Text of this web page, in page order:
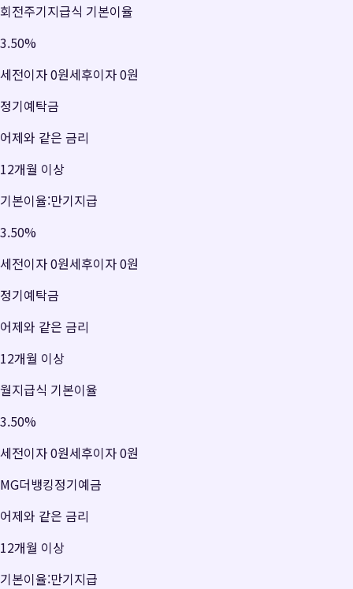
회전주기지급식 기본이율
3.50%
세전이자0원세후이자0원
정기예탁금
어제와 같은 금리
12개월 이상
기본이율:만기지급
3.50%
세전이자0원세후이자0원
정기예탁금
어제와 같은 금리
12개월 이상
월지급식 기본이율
3.50%
세전이자0원세후이자0원
MG더뱅킹정기예금
어제와 같은 금리
12개월 이상
기본이율:만기지급